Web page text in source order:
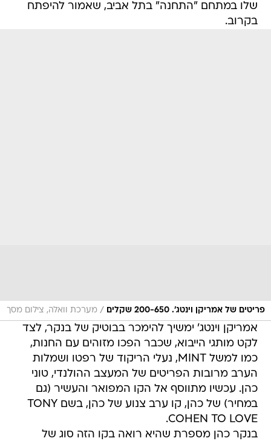
שלו במתחם "התחנה" בתל אביב, שאמור להיפתח
בקרוב.
פריטים של אמריקן וינטג'. 200-650 שקלים / מערכת וואלה, צילום מסך
אמריקן וינטג' ימשיך להימכר בבוטיק של בנקר, לצד
לקט מותגי הייבוא, שכבר הפכו מזוהים עם החנות,
כמו למשל MINT, נעלי הריקוד של רפטו ושמלות
הערב מרובות הפריטים של המעצב ההולנדי, טוני
כהן. עכשיו מתווסף אל הקו המפואר והעשיר (גם
במחיר) של כהן, קו ערב צנוע של כהן, בשם TONY
COHEN TO LOVE.
בנקר כהן מספרת שהיא רואה בקו הזה סוג של